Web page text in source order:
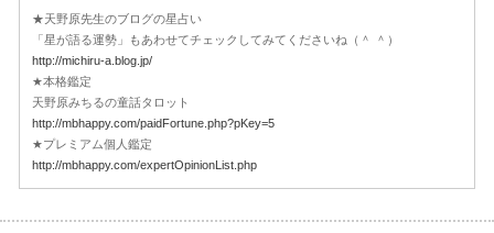
★天野原先生のブログの星占い
「星が語る運勢」もあわせてチェックしてみてくださいね（＾ ＾）
http://michiru-a.blog.jp/
★本格鑑定
天野原みちるの童話タロット
http://mbhappy.com/paidFortune.php?pKey=5
★プレミアム個人鑑定
http://mbhappy.com/expertOpinionList.php